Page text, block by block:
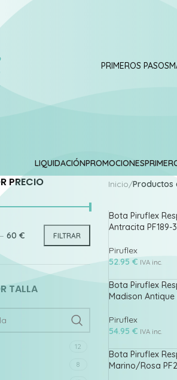
PRIMEROS PASOS
LIQUIDACIÓNPROMOCIONES
PRECIO
FILTRAR
60 €
TALLA
12
8
Inicio/Productos
Bota Piruflex
Antracita PF189-3
Piruflex
52.95 € IVA inc.
Bota Piruflex
Madison Antique
Piruflex
54.95 € IVA inc.
Bota Piruflex
Marino/Rosa